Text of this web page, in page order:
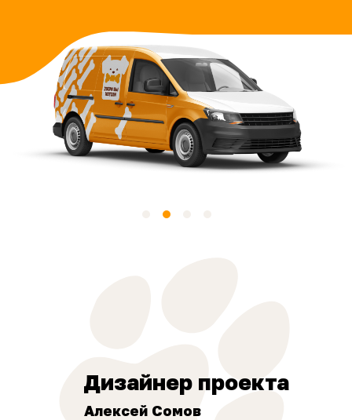
Дизайнер проекта
Алексей Сомов